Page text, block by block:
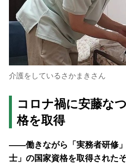
介護をしているさかまきさん
コロナ禍に安藤な
格を取得
――働きながら「実務者研修
士」の国家資格を取得された